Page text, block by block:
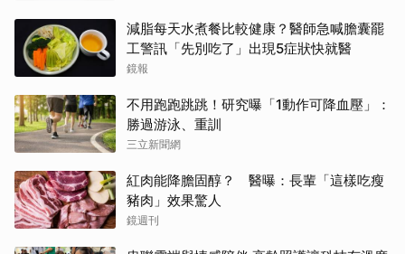
減脂每天水煮餐比較健康？醫師急喊膽囊罷
工警訊「先別吃了」出現5症狀快就醫
鏡報
不用跑跑跳跳！研究曝「1動作可降血壓」：
勝過游泳、重訓
三立新聞網
紅肉能降膽固醇？ 醫曝：長輩「這樣吃瘦
豬肉」效果驚人
鏡週刊